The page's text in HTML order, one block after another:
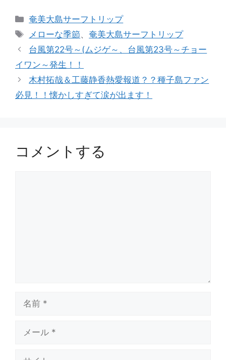
カ
テ
リ
ー
奄美大島サーフトリップ
タ
グ
メローな季節、奄美大島サーフトリップ
台風第22号～(ムジゲ～、台風第23号～チョー
イワン～発生！！
木村拓哉＆工藤静香熱愛報道？？種子島ファン
必見！！懐かしすぎて涙が出ます！
コメントする